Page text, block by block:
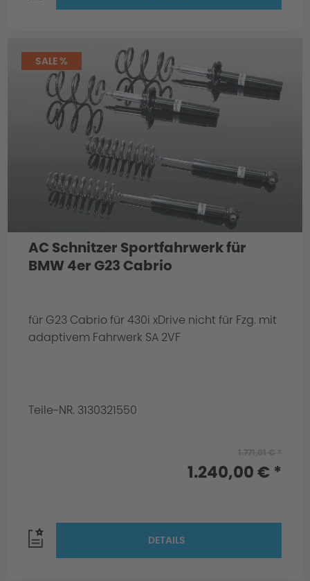
SALE %
AC Schnitzer Sportfahrwerk für
BMW 4er G23 Cabrio
für G23 Cabrio für 430i xDrive nicht für Fzg. mit
adaptivem Fahrwerk SA 2VF
Teile-NR. 3130321550
1.240,00 € *
DETAILS